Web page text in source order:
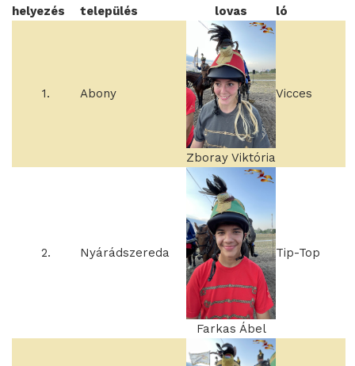
helyezés település lovas ló
1. Abony
Zboray Viktória
Vicces
2. Nyárádszereda
Farkas Ábel
Tip-Top